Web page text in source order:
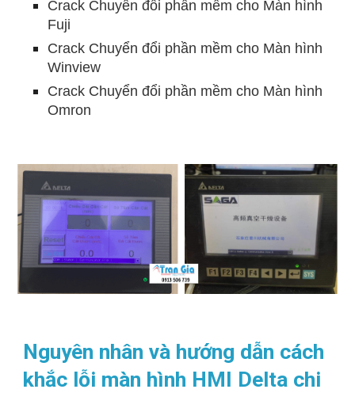
Crack Chuyển đổi phần mềm cho Màn hình
Fuji
Crack Chuyển đổi phần mềm cho Màn hình
Winview
Crack Chuyển đổi phần mềm cho Màn hình
Omron
Nguyên nhân và hướng dẫn cách
khắc lỗi màn hình HMI Delta chi